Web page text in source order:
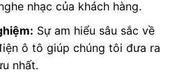
nhạc của khách hàng.
Sự am hiểu sâu sắc về
ô tô giúp chúng tôi đưa ra
nhất.